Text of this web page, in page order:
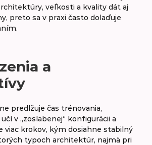
veľkosti a kvality dát aj
preto sa v praxi často dolaďuje
a
predlžuje čas trénovania,
v „zoslabenej“ konfigurácii a
viac krokov, kým dosiahne stabilný
typoch architektúr, najmä pri